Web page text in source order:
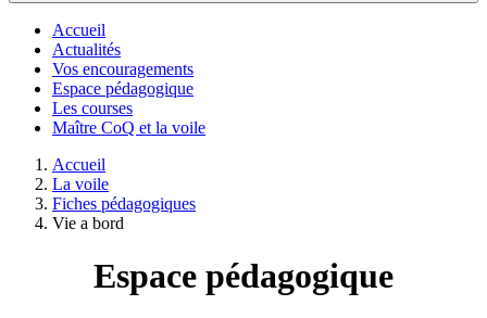
Accueil
Actualités
Vos encouragements
Espace pédagogique
Les courses
Maître CoQ et la voile
Accueil
La voile
Fiches pédagogiques
Vie a bord
Espace pédagogique